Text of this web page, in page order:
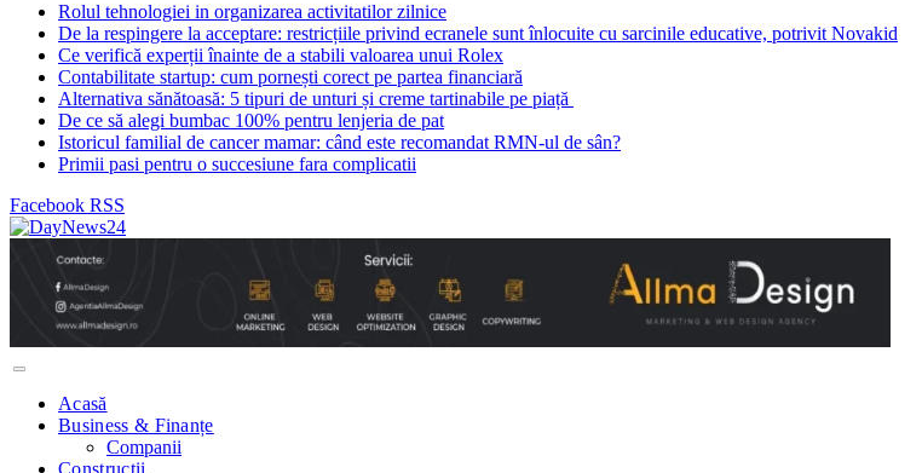
Rolul tehnologiei in organizarea activitatilor zilnice
De la respingere la acceptare: restricțiile privind ecranele sunt înlocuite cu sarcinile educative, potrivit Novakid
Ce verifică experții înainte de a stabili valoarea unui Rolex
Contabilitate startup: cum pornești corect pe partea financiară
Alternativa sănătoasă: 5 tipuri de unturi și creme tartinabile pe piață
De ce să alegi bumbac 100% pentru lenjeria de pat
Istoricul familial de cancer mamar: când este recomandat RMN-ul de sân?
Primii pasi pentru o succesiune fara complicatii
Facebook RSS
Acasă
Business & Finanțe
Companii
Construcții